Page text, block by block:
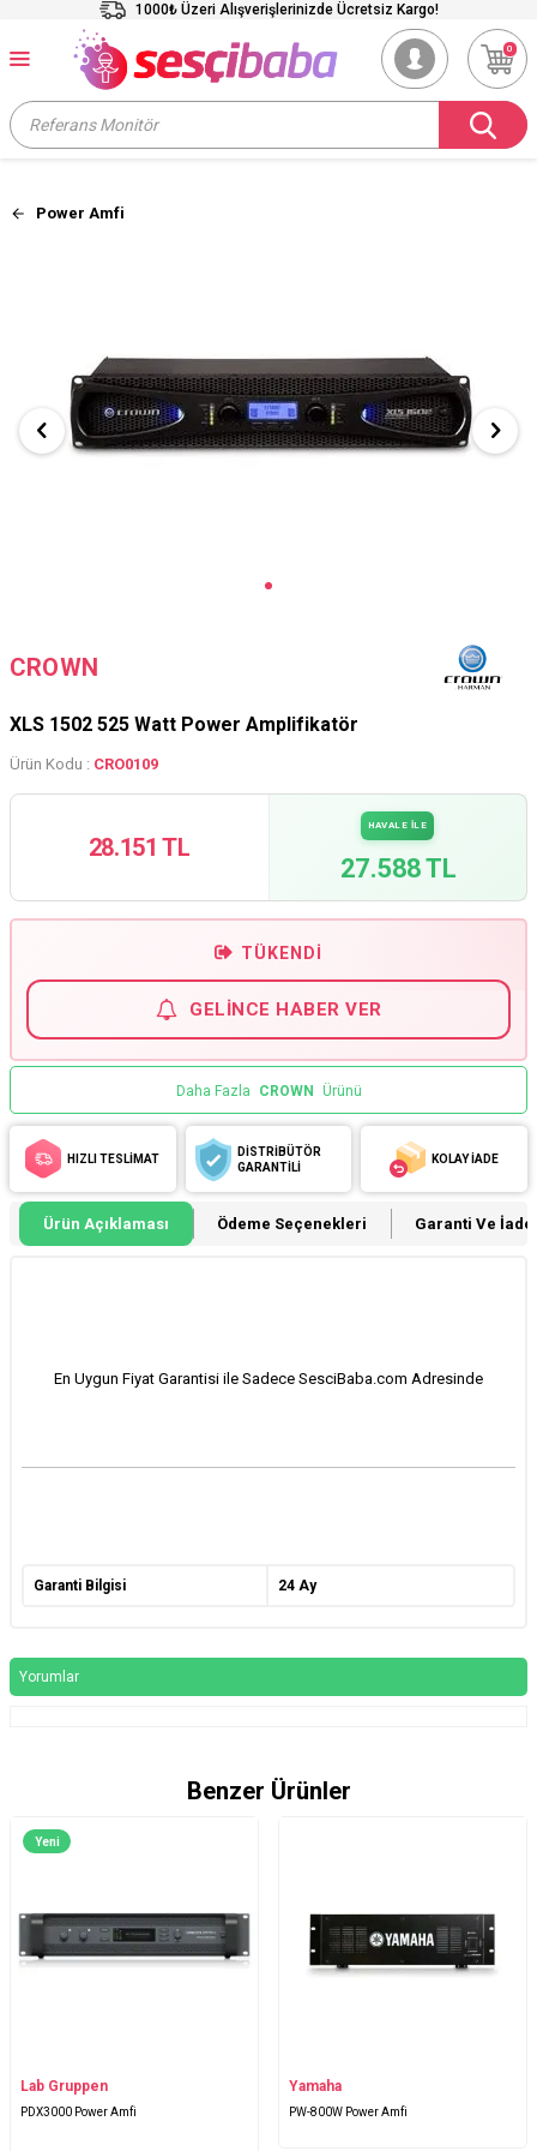
1000₺ Üzeri Alışverişlerinizde Ücretsiz Kargo!
0
Power Amfi
CROWN
XLS 1502 525 Watt Power Amplifikatör
Ürün Kodu : CRO0109
28.151 TL
HAVALE İLE
27.588 TL
TÜKENDI
GELINCE HABER VER
Daha Fazla CROWN Ürünü
HIZLI TESLİMAT
DİSTRİBÜTÖR
GARANTİLİ
KOLAY İADE
Ürün Açıklaması Ödeme Seçenekleri Garanti Ve İade
En Uygun Fiyat Garantisi ile Sadece SesciBaba.com Adresinde
Garanti Bilgisi 24 Ay
Yorumlar
Benzer Ürünler
Yeni
Lab Gruppen
PDX3000 Power Amfi
Yamaha
PW-800W Power Amfi